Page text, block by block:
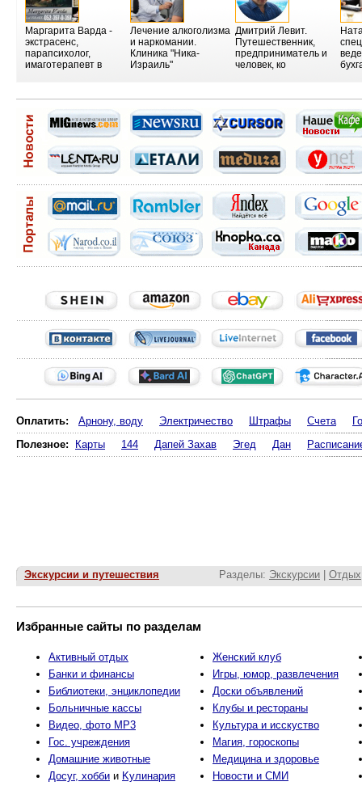
Маргарита Варда -
экстрасенс,
парапсихолог,
имаготерапевт в
Лечение алкоголизма
и наркомании.
Клиника "Ника-
Израиль"
Дмитрий Левит.
Путешественник,
предприниматель и
человек, ко
Оплатить: Арнону, воду Электричество Штрафы Счета
Полезное:
Карты 144 Дапей Захав Эгед Дан
Экскурсии и путешествия Разделы: Экскурсии Отдых
Избранные сайты по разделам
Активный отдых
Банки и финансы
Библиотеки, энциклопедии
Больничные кассы
Видео, фото MP3
Гос. учреждения
Домашние животные
Досуг, хобби и Kулинария
Женский клуб
Игры, юмор, развлечения
Доски объявлений
Клубы и рестораны
Культура и исскуство
Магия, гороскопы
Медицина и здоровье
Новости и СМИ